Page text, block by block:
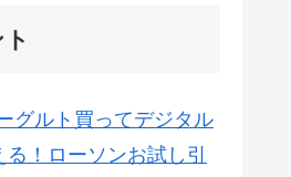
グルト買ってデジタル
！ローソンお試し引